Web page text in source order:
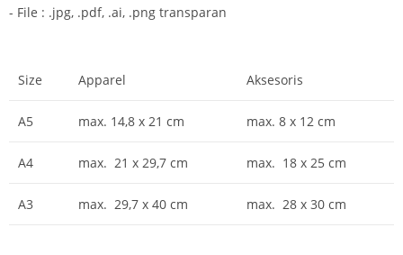
- File : .jpg, .pdf, .ai, .png transparan
Size Apparel Aksesoris
A5 max. 14,8 x 21 cm max. 8 x 12 cm
A4 max. 21 x 29,7 cm max. 18 x 25 cm
A3 max. 29,7 x 40 cm max. 28 x 30 cm